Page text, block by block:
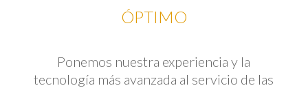
ÓPTIMO
Ponemos nuestra experiencia y la
tecnología más avanzada al servicio de las